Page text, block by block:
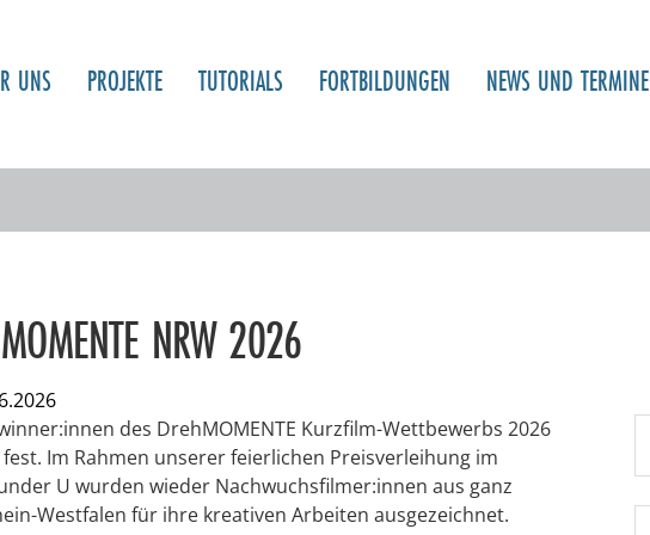
UNS PROJEKTE TUTORIALS FORTBILDUNGEN NEWS UND TERMINE
NRW 2026
des DrehMOMENTE Kurzfilm-Wettbewerbs 2026
Im Rahmen unserer feierlichen Preisverleihung im
U wurden wieder Nachwuchsfilmer:innen aus ganz
Westfalen für ihre kreativen Arbeiten ausgezeichnet.